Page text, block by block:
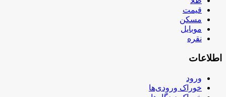
قیمت
مسکن
موبایل
نقره
اطلاعات
ورود
خوراک ورودی‌ها